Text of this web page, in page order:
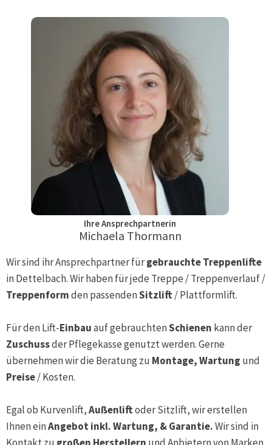
Ihre Ansprechpartnerin
Michaela Thormann
Wir sind ihr Ansprechpartner fürgebrauchte Treppenlifte
inDettelbach. Wir haben für jede Treppe / Treppenverlauf /
Treppenformden passendenSitzlift/ Plattformlift.
Für den Lift-Einbauauf gebrauchtenSchienen kann der
Zuschussder Pflegekasse genutzt werden. Gerne
übernehmen wir die Beratung zu Montage, Wartung und
Preise/ Kosten.
Egal ob Kurvenlift,Außenliftoder Sitzlift, wir erstellen
Ihnen einAngebot inkl. Wartung, & Garantie.Wir sind in